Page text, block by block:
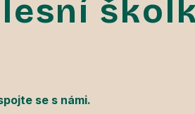
se s námi.